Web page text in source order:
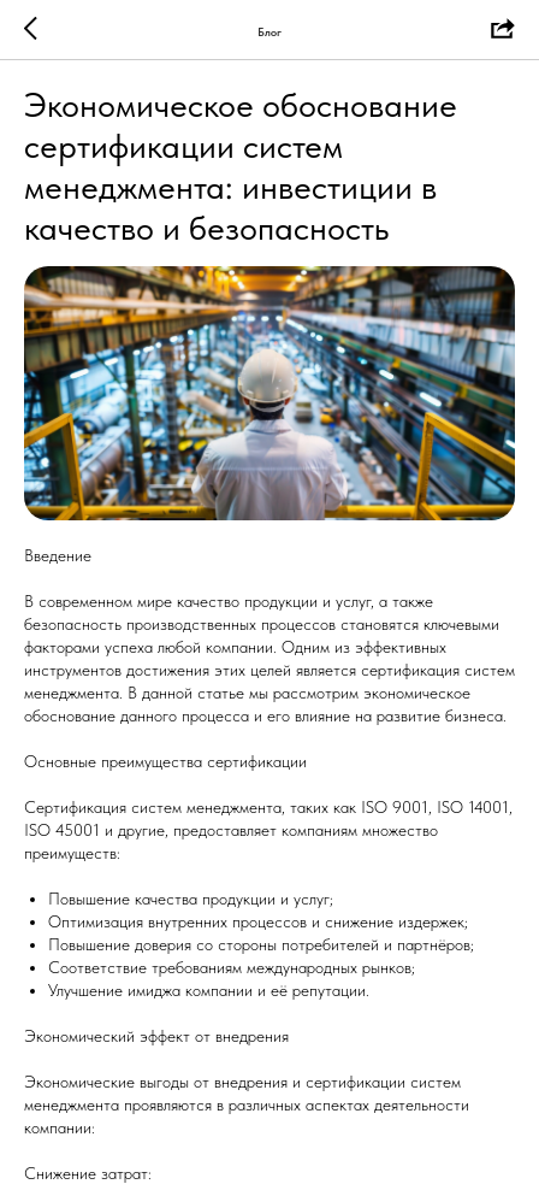
Блог
Экономическое обоснование
сертификации систем
менеджмента: инвестиции в
качество и безопасность
Введение
В современном мире качество продукции и услуг, а также
безопасность производственных процессов становятся ключевыми
факторами успеха любой компании. Одним из эффективных
инструментов достижения этих целей является сертификация систем
менеджмента. В данной статье мы рассмотрим экономическое
обоснование данного процесса и его влияние на развитие бизнеса.
Основные преимущества сертификации
Сертификация систем менеджмента, таких как ISO 9001, ISO 14001,
ISO 45001 и другие, предоставляет компаниям множество
преимуществ:
Повышение качества продукции и услуг;
Оптимизация внутренних процессов и снижение издержек;
Повышение доверия со стороны потребителей и партнёров;
Соответствие требованиям международных рынков;
Улучшение имиджа компании и её репутации.
Экономический эффект от внедрения
Экономические выгоды от внедрения и сертификации систем
менеджмента проявляются в различных аспектах деятельности
компании:
Снижение затрат: